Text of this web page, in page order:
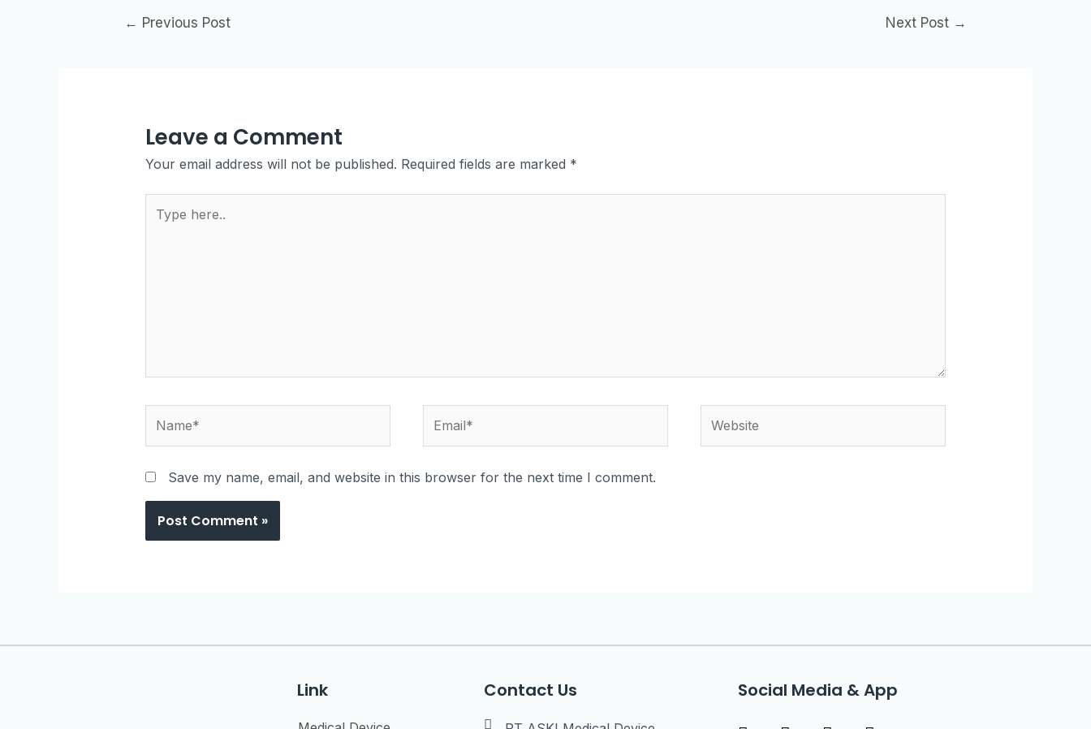
← Previous Post Next Post →
Leave a Comment
Your email address will not be published. Required fields are marked *
Save my name, email, and website in this browser for the next time I comment.
Link Contact Us Social Media & App